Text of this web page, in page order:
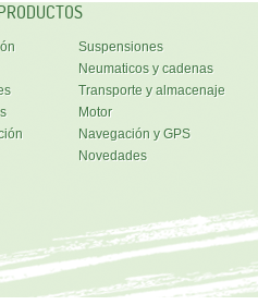
Suspensiones
Neumaticos y cadenas
Transporte y almacenaje
Motor
Navegación y GPS
Novedades